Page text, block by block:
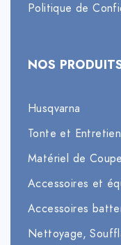
Politique de
NOS
Husqvarna
Tonte et
Matériel de Coupe
Accessoires et
Accessoires
Nettoyage,